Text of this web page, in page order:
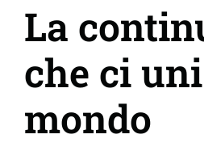
La
che ci
mondo